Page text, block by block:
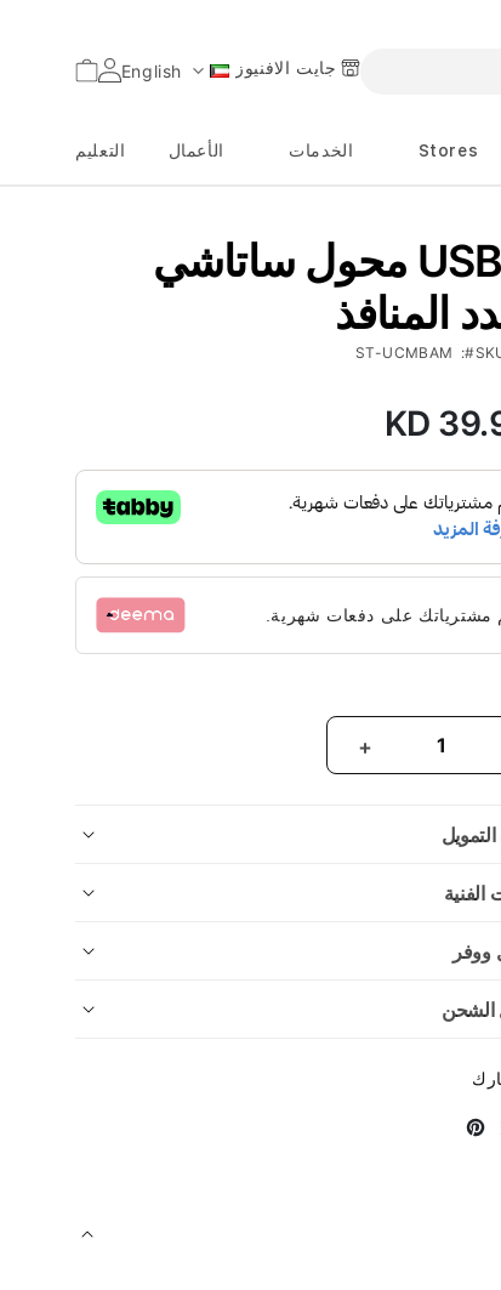
اللغة English جايت الافنيوز السلة
Stores الخدمات الأعمال التعليم
محول ساتاشي USB-C
المنافذ
KD
ST-UCMBAM
على دفعات شهرية.
الفنية
ووفر
الشحن
Twitter
Instagram